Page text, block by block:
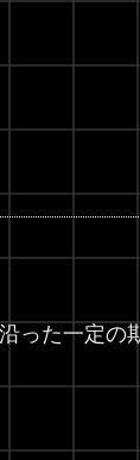
った一定の